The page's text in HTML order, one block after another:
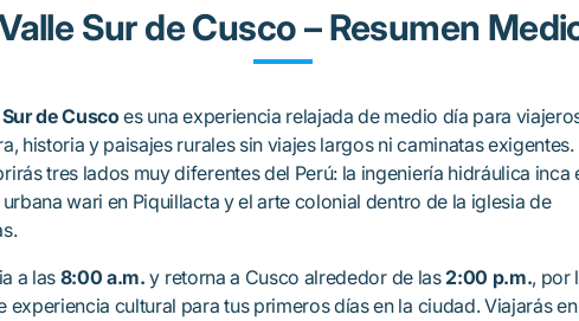
Sur de Cusco – Resumen
de Cuscoes una experiencia relajada de medio día para
historia y paisajes rurales sin viajes largos ni caminatas
tres lados muy diferentes del Perú: la ingeniería hidráulica inca
wari en Piquillacta y el arte colonial dentro de la iglesia de
a las8:00 a.m. y retorna a Cusco alrededor de las2:00 p.m., por
experiencia cultural para tus primeros días en la ciudad. Viajarás